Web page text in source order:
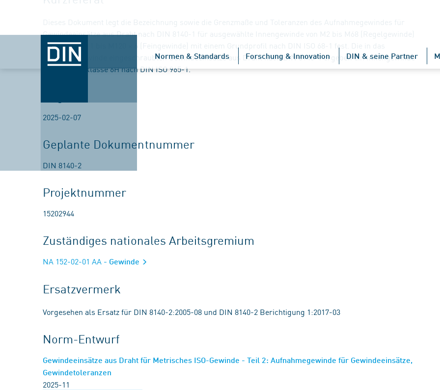
Normen & Standards Forschung & Innovation DIN & seine Partner
Dieses Dokument legt die Bezeichnung sowie die Grenzmaße und Toleranzen des Aufnahmegewindes für
Gewindeeinsätze aus Draht nach DIN 8140-1 für ausgewählte Innengewinde von M2 bis M68 (Regelgewinde)
und von M8 × 1 bis M120 × 6 (Feingewinde) mit einem Grundprofil nach DIN ISO 68-1 fest. Die in das
Aufnahmegewinde eingeschraubten Gewindeeinsätze aus Draht nach DIN 8140-1 ergeben ein Innengewinde
mit Toleranzklasse 6H nach DIN ISO 965-1.
2025-02-07
Geplante Dokumentnummer
DIN 8140-2
Projektnummer
15202944
Zuständiges nationales Arbeitsgremium
NA 152-02-01 AA - Gewinde
Ersatzvermerk
Vorgesehen als Ersatz für DIN 8140-2:2005-08 und DIN 8140-2 Berichtigung 1:2017-03
Norm-Entwurf
Gewindeeinsätze aus Draht für Metrisches ISO-Gewinde - Teil 2: Aufnahmegewinde für Gewindeeinsätze,
Gewindetoleranzen
2025-11